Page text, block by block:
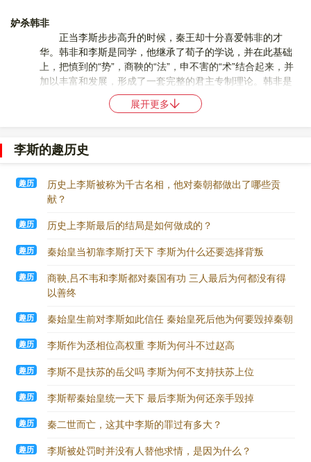
思想是否应该归入法家的体系，是值得商榷的。因此，李斯归根到
底还是一个法家的最完全的执行者。
妒杀韩非
正当李斯步步高升的时候，秦王却十分喜爱韩非的才
华。韩非和李斯是同学，他继承了荀子的学说，并在此基础
上，把慎到的“势”，商鞅的“法”，申不害的“术”结合起来，并
加以丰富和发展，形成了一套完整的君主专制理论。韩非是
战国末期的一位大思想家，学问比李斯大得多。韩非因说话
口吃，不善辩说，但善于著述。韩非回到韩国以后，看到韩
传到秦国，由于讲的都是“尊主安国”的理论，秦王非常赞赏韩
恨。”不久，因秦国攻韩，韩王不得不起用韩非，并派他出使
秦国。秦王很喜欢韩非，但还没有决定是否留用。李斯知道
利，就向秦王讲韩非的坏话。他说：“韩非是韩王的同族，大
决定不用韩非，把他放走，对我们不利，不如把他杀掉。”秦
中的囚犯无权上书申辩。韩非到秦国以后，又得罪了姚贾。
姚贾为秦国立过功，深得秦王的重用，被任命为上卿。韩非
却向秦王说，姚贾出身不高贵，当过大盗，在赵国做官时被
事后秦王又向姚贾问起韩非，姚贾当然不会讲韩非的好话。
的毒药，自杀而死。从此以后，李斯没有对手，更可以施展
王政二十六年（前221年），秦王结束了长期分裂的割据局
青高原，北至今内蒙古、辽东的空前的大一统国家。秦王，
这时已称为秦始皇了。为了巩固这个统一的国家，李斯也是
展开更多
李斯的趣历史
趣历
历史上李斯被称为千古名相，他对秦朝都做出了哪些贡
献？
趣历 历史上李斯最后的结局是如何做成的？
趣历 秦始皇当初靠李斯打天下 李斯为什么还要选择背叛
趣历
商鞅,吕不韦和李斯都对秦国有功 三人最后为何都没有得
以善终
趣历 秦始皇生前对李斯如此信任 秦始皇死后他为何要毁掉秦朝
趣历 李斯作为丞相位高权重 李斯为何斗不过赵高
趣历 李斯不是扶苏的岳父吗 李斯为何不支持扶苏上位
趣历 李斯帮秦始皇统一天下 最后李斯为何还亲手毁掉
趣历 秦二世而亡，这其中李斯的罪过有多大？
趣历 李斯被处罚时并没有人替他求情，是因为什么？